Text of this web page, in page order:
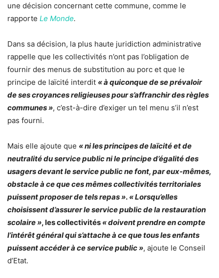
une décision concernant cette commune, comme le
rapporte Le Monde.
Dans sa décision, la plus haute juridiction administrative
rappelle que les collectivités n’ont pas l’obligation de
fournir des menus de substitution au porc et que le
principe de laïcité interdit « à quiconque de se prévaloir
de ses croyances religieuses pour s’affranchir des règles
communes », c’est-à-dire d’exiger un tel menu s’il n’est
pas fourni.
Mais elle ajoute que « ni les principes de laïcité et de
neutralité du service public ni le principe d’égalité des
usagers devant le service public ne font, par eux-mêmes,
obstacle à ce que ces mêmes collectivités territoriales
puissent proposer de tels repas ». « Lorsqu’elles
choisissent d’assurer le service public de la restauration
scolaire », les collectivités « doivent prendre en compte
l’intérêt général qui s’attache à ce que tous les enfants
puissent accéder à ce service public », ajoute le Conseil
d’Etat.